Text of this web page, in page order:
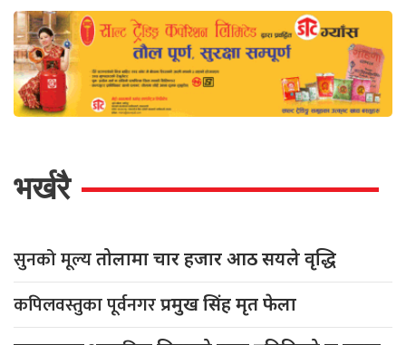
भर्खरै
सुनको मूल्यतोलामा चार हजार आठ सयले वृद्धि
कपिलवस्तुका पूर्वनगरप्रमुख सिंह मृत फेला